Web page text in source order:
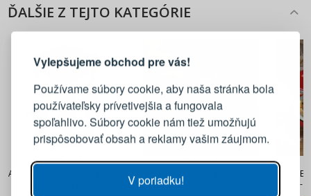
Vylepšujeme obchod pre vás!
Používame súbory cookie, aby naša stránka bola
používateľsky prívetivejšia a fungovala
spoľahlivo. Súbory cookie nám tiež umožňujú
prispôsobovať obsah a reklamy vašim záujmom.
V poriadku!
ĎALŠIE Z TEJTO KATEGÓRIE
208,82 €
ARIETE Pizzeria Italia 2300 W -
261,90 €
JAR Raclette 1100 W - pecička
na pizzu s príslušenstvom
-
PRIHLÁSENIE
Prihláste sa k svojmu účtu
E-mail